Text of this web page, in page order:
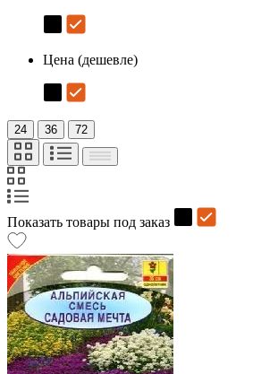
Цена (дешевле)
24 36 72
Показать товары под заказ